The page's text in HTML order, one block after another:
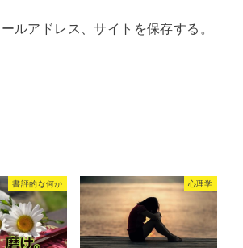
ルアドレス、サイトを保存する。
書評的な何か 心理学